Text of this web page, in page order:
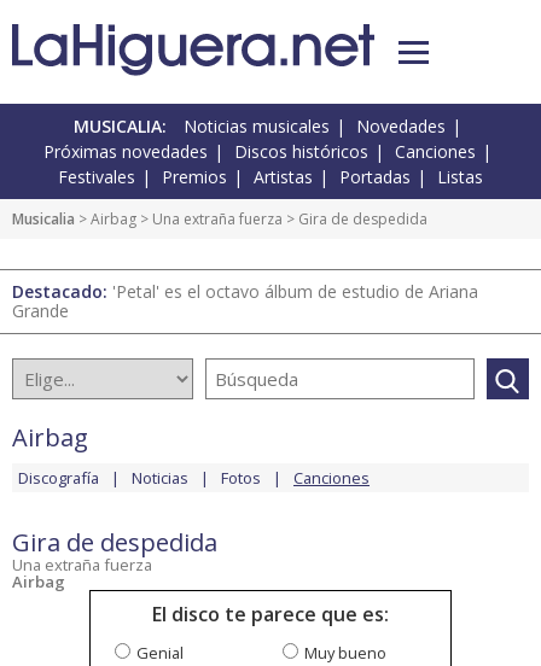
MUSICALIA: Noticias musicales
Novedades
Próximas novedades
Discos históricos
Canciones
Festivales
Premios Artistas Portadas Listas
Musicalia >Airbag > Una extraña fuerza > Gira de despedida
Destacado: 'Petal' es el octavo álbum de estudio de Ariana
Grande
Airbag
Discografía Noticias Fotos Canciones
Gira de despedida
Una extraña fuerza
Airbag
El disco te parece que es:
Genial
Muy bueno